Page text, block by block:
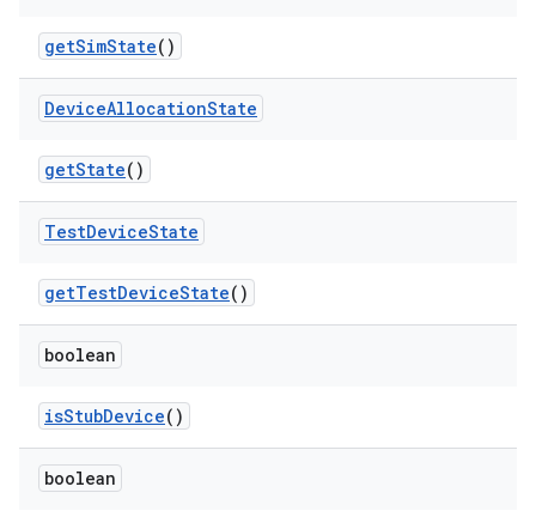
getSimState()
DeviceAllocationState
getState()
TestDeviceState
getTestDeviceState()
boolean
isStubDevice()
boolean